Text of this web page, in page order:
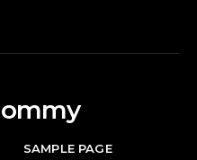
SAMPLE PAGE